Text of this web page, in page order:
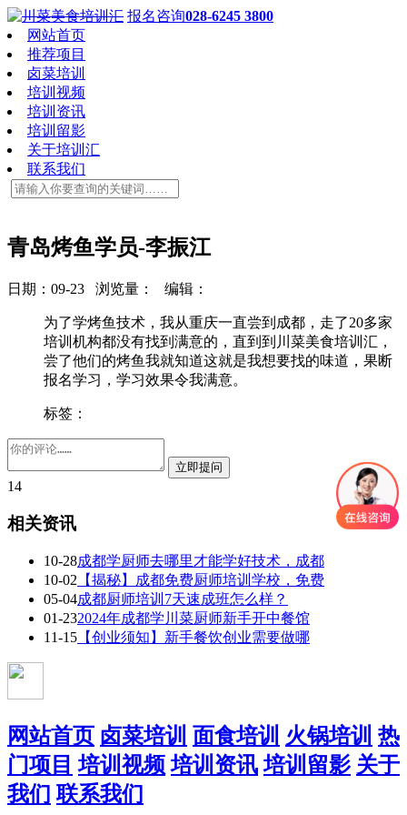
报名咨询028-6245 3800
网站首页
推荐项目
卤菜培训
培训视频
培训资讯
培训留影
关于培训汇
联系我们
青岛烤鱼学员-李振江
日期：09-23 浏览量： 编辑：
为了学烤鱼技术，我从重庆一直尝到成都，走了20多家
培训机构都没有找到满意的，直到到川菜美食培训汇，
尝了他们的烤鱼我就知道这就是我想要找的味道，果断
报名学习，学习效果令我满意。
标签：
14
相关资讯
10-28成都学厨师去哪里才能学好技术，成都
10-02 【揭秘】成都免费厨师培训学校，免费
05-04成都厨师培训7天速成班怎么样？
01-232024年成都学川菜厨师新手开中餐馆
11-15 【创业须知】新手餐饮创业需要做哪
网站首页 卤菜培训 面食培训 火锅培训 热
门项目 培训视频 培训资讯 培训留影 关于
我们 联系我们